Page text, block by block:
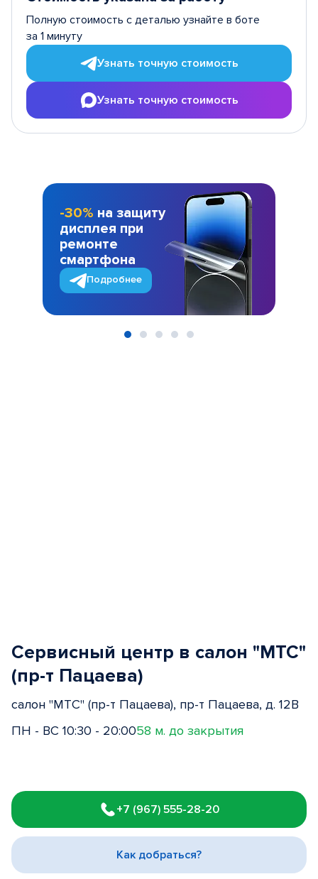
Полную стоимость с деталью узнайте в боте
за 1 минуту
Узнать точную стоимость
Узнать точную стоимость
-30% на защиту
дисплея при
ремонте
смартфона
Подробнее
Сервисный центр в салон "МТС"
(пр-т Пацаева)
салон "МТС" (пр-т Пацаева), пр-т Пацаева, д. 12В
ПН - ВС 10:30 - 20:0058 м. до закрытия
1
of
3
+7 (967) 555-28-20
Как добраться?